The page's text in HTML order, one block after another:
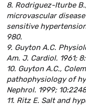
8. Rodriguez-Iturbe
microvascular
sensitive
980.
9. Guyton A.C.
Am. J. Cardiol. 1961;
10. Guyton A.C.,
pathophysiology of
Nephrol. 1999;
11. Ritz E. Salt and